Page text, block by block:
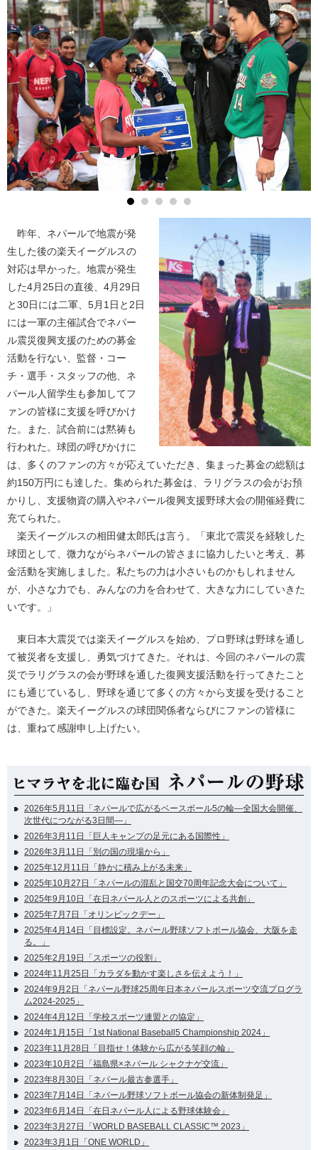
昨年、ネパールで地震が発
生した後の楽天イーグルスの
対応は早かった。地震が発生
した4月25日の直後、4月29日
と30日には二軍、5月1日と2日
には一軍の主催試合でネパー
ル震災復興支援のための募金
活動を行ない、監督・コー
チ・選手・スタッフの他、ネ
パール人留学生も参加してフ
ァンの皆様に支援を呼びかけ
た。また、試合前には黙祷も
行われた。球団の呼びかけに
は、多くのファンの方々が応えていただき、集まった募金の総額は
約150万円にも達した。集められた募金は、ラリグラスの会がお預
かりし、支援物資の購入やネパール復興支援野球大会の開催経費に
充てられた。
楽天イーグルスの相田健太郎氏は言う。「東北で震災を経験した
球団として、微力ながらネパールの皆さまに協力したいと考え、募
金活動を実施しました。私たちの力は小さいものかもしれません
が、小さな力でも、みんなの力を合わせて、大きな力にしていきた
いです。」
東日本大震災では楽天イーグルスを始め、プロ野球は野球を通し
て被災者を支援し、勇気づけてきた。それは、今回のネパールの震
災でラリグラスの会が野球を通した復興支援活動を行ってきたこと
にも通じているし、野球を通じて多くの方々から支援を受けること
ができた。楽天イーグルスの球団関係者ならびにファンの皆様に
は、重ねて感謝申し上げたい。
2026年5月11日「ネパールで広がるベースボール5の輪―全国大会開催、
次世代につながる3日間―」
2026年3月11日「巨人キャンプの足元にある国際性」
2026年3月11日「別の国の現場から」
2025年12月11日「静かに積み上がる未来」
2025年10月27日「ネパールの混乱と国交70周年記念大会について」
2025年9月10日「在日ネパール人とのスポーツによる共創」
2025年7月7日「オリンピックデー」
2025年4月14日「目標設定。ネパール野球ソフトボール協会、大阪を走
る。」
2025年2月19日「スポーツの役割」
2024年11月25日「カラダを動かす楽しさを伝えよう！」
2024年9月2日「ネパール野球25周年日本ネパールスポーツ交流プログラ
ム2024-2025」
2024年4月12日「学校スポーツ連盟との協定」
2024年1月15日「1st National Baseball5 Championship 2024」
2023年11月28日「目指せ！体験から広がる笑顔の輪」
2023年10月2日「福島県×ネパール シャクナゲ交流」
2023年8月30日「ネパール最古参選手」
2023年7月14日「ネパール野球ソフトボール協会の新体制発足」
2023年6月14日「在日ネパール人による野球体験会」
2023年3月27日「WORLD BASEBALL CLASSIC™ 2023」
2023年3月1日「ONE WORLD」